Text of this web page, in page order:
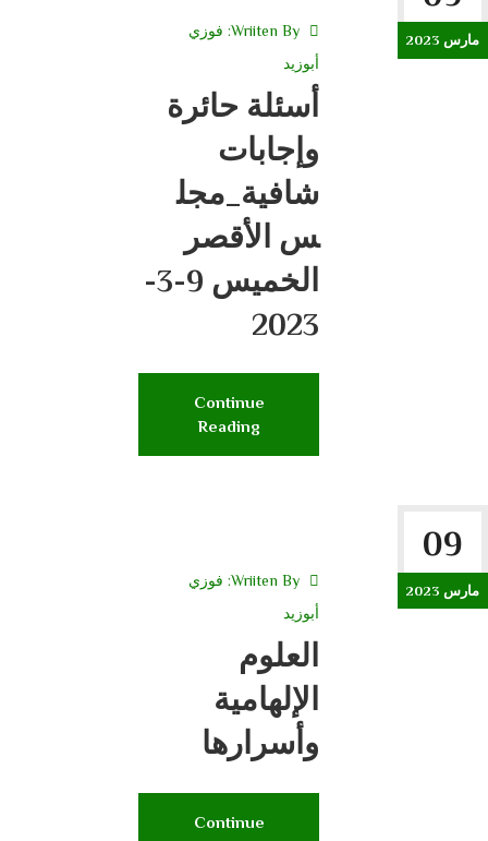
مارس 2023
Wriiten By: فوزي
أبوزيد
أسئلة حائرة
وإجابات
شافية_مجل
س الأقصر
الخميس 9-3-
2023
Continue
Reading
09
مارس 2023
Wriiten By: فوزي
أبوزيد
العلوم
الإلهامية
وأسرارها
Continue